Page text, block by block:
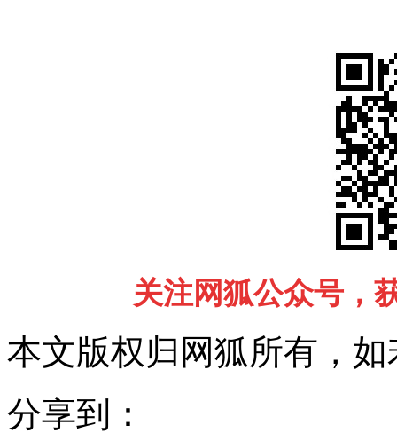
关注网狐公众号，
本文版权归网狐所有，
分享到：